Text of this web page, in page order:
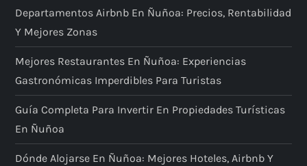
Departamentos Airbnb En Ñuñoa: Precios, Rentabilidad
Y Mejores Zonas
Mejores Restaurantes En Ñuñoa: Experiencias
Gastronómicas Imperdibles Para Turistas
Guía Completa Para Invertir En Propiedades Turísticas
En Ñuñoa
Dónde Alojarse En Ñuñoa: Mejores Hoteles, Airbnb Y